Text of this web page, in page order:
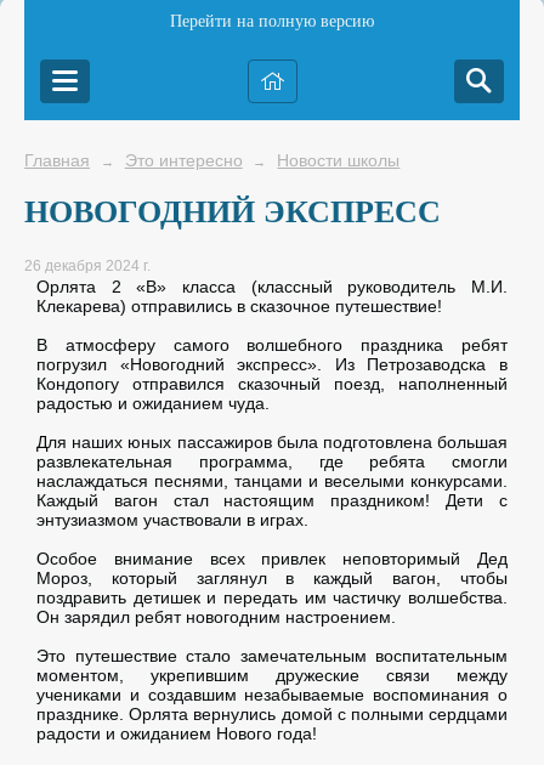
Перейти на полную версию
Главная → Это интересно → Новости школы
НОВОГОДНИЙ ЭКСПРЕСС
26 декабря 2024 г.
Орлята 2 «В» класса (классный руководитель М.И.
Клекарева) отправились в сказочное путешествие!
В атмосферу самого волшебного праздника ребят
погрузил «Новогодний экспресс». Из Петрозаводска в
Кондопогу отправился сказочный поезд, наполненный
радостью и ожиданием чуда.
Для наших юных пассажиров была подготовлена большая
развлекательная программа, где ребята смогли
наслаждаться песнями, танцами и веселыми конкурсами.
Каждый вагон стал настоящим праздником! Дети с
энтузиазмом участвовали в играх.
Особое внимание всех привлек неповторимый Дед
Мороз, который заглянул в каждый вагон, чтобы
поздравить детишек и передать им частичку волшебства.
Он зарядил ребят новогодним настроением.
Это путешествие стало замечательным воспитательным
моментом, укрепившим дружеские связи между
учениками и создавшим незабываемые воспоминания о
празднике. Орлята вернулись домой с полными сердцами
радости и ожиданием Нового года!